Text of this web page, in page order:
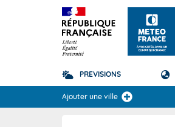
PREVISIONS
Ajouter une ville